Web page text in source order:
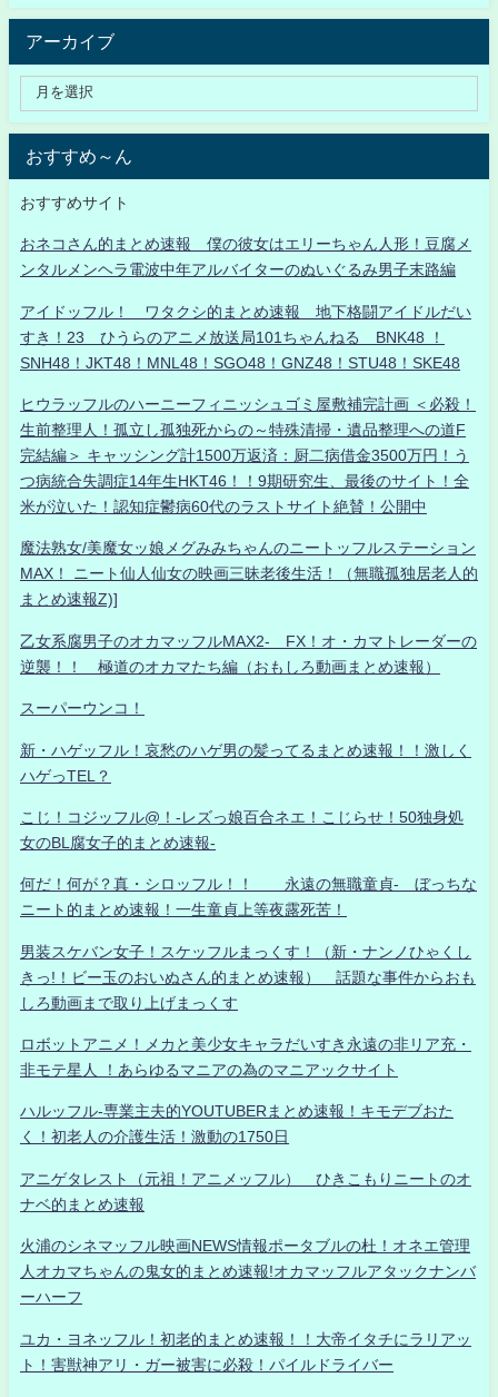
アーカイブ
おすすめ～ん
おすすめサイト
おネコさん的まとめ速報 僕の彼女はエリーちゃん人形！豆腐メ
ンタルメンヘラ電波中年アルバイターのぬいぐるみ男子末路編
アイドッフル！ ワタクシ的まとめ速報 地下格闘アイドルだい
すき！23 ひうらのアニメ放送局101ちゃんねる BNK48 ！
SNH48！JKT48！MNL48！SGO48！GNZ48！STU48！SKE48
ヒウラッフルのハーニーフィニッシュゴミ屋敷補完計画 ＜必殺！
生前整理人！孤立し孤独死からの～特殊清掃・遺品整理への道F
完結編＞ キャッシング計1500万返済：厨二病借金3500万円！う
つ病統合失調症14年生HKT46！！9期研究生、最後のサイト！全
米が泣いた！認知症鬱病60代のラストサイト絶賛！公開中
魔法熟女/美魔女ッ娘メグみみちゃんのニートッフルステーション
MAX！ ニート仙人仙女の映画三昧老後生活！（無職孤独居老人的
まとめ速報Z)]
乙女系腐男子のオカマッフルMAX2- FX！オ・カマトレーダーの
逆襲！！ 極道のオカマたち編（おもしろ動画まとめ速報）
スーパーウンコ！
新・ハゲッフル！哀愁のハゲ男の髪ってるまとめ速報！！激しく
ハゲっTEL？
こじ！コジッフル@！-レズっ娘百合ネエ！こじらせ！50独身処
女のBL腐女子的まとめ速報-
何だ！何が？真・シロッフル！！ 永遠の無職童貞- ぼっちな
ニート的まとめ速報！一生童貞上等夜露死苦！
男装スケバン女子！スケッフルまっくす！（新・ナンノひゃくし
きっ!！ビー玉のおいぬさん的まとめ速報） 話題な事件からおも
しろ動画まで取り上げまっくす
ロボットアニメ！メカと美少女キャラだいすき永遠の非リア充・
非モテ星人 ！あらゆるマニアの為のマニアックサイト
ハルッフル-専業主夫的YOUTUBERまとめ速報！キモデブおた
く！初老人の介護生活！激動の1750日
アニゲタレスト（元祖！アニメッフル） ひきこもりニートのオ
ナベ的まとめ速報
火浦のシネマッフル映画NEWS情報ポータブルの杜！オネエ管理
人オカマちゃんの鬼女的まとめ速報!オカマッフルアタックナンバ
ーハーフ
ユカ・ヨネッフル！初老的まとめ速報！！大帝イタチにラリアッ
ト！害獣神アリ・ガー被害に必殺！パイルドライバー